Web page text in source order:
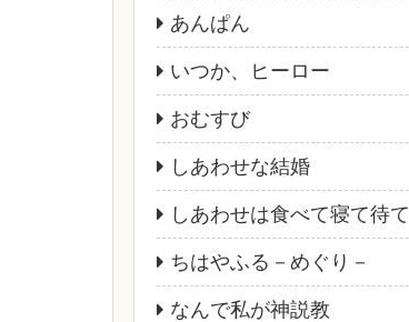
あんぱん
いつか、ヒーロー
おむすび
しあわせな結婚
しあわせは食べて寝て待て
ちはやふる－めぐり－
なんで私が神説教